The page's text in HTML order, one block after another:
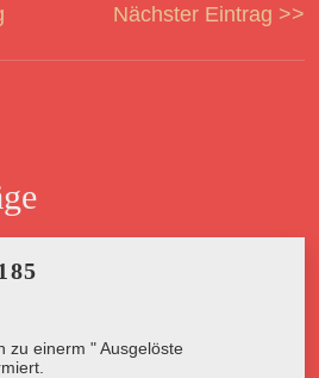
Nächster Eintrag >>
zu einerm " Ausgelöste